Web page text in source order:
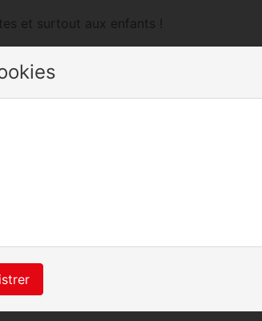
et surtout aux enfants !
carton
Julien, 76100 Rouen
sur le lien ci-dessous avant le 26